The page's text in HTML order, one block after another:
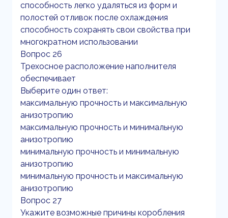
способность легко удаляться из форм и
полостей отливок после охлаждения
способность сохранять свои свойства при
многократном использовании
Вопрос 26
Трехосное расположение наполнителя
обеспечивает
Выберите один ответ:
максимальную прочность и максимальную
анизотропию
максимальную прочность и минимальную
анизотропию
минимальную прочность и минимальную
анизотропию
минимальную прочность и максимальную
анизотропию
Вопрос 27
Укажите возможные причины коробления